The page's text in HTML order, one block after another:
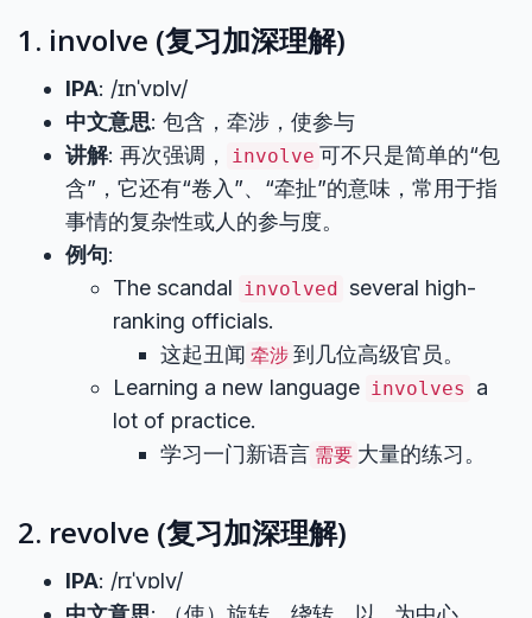
1. involve (复习加深理解)
IPA: /ɪnˈvɒlv/
中文意思: 包含，牵涉，使参与
讲解: 再次强调， involve 可不只是简单的“包
含”，它还有“卷入”、“牵扯”的意味，常用于指
事情的复杂性或人的参与度。
例句:
The scandal involved several high-
ranking officials.
这起丑闻 牵涉 到几位高级官员。
Learning a new language involves
a
lot of practice.
学习一门新语言 需要 大量的练习。
2. revolve (复习加深理解)
IPA: /rɪˈvɒlv/